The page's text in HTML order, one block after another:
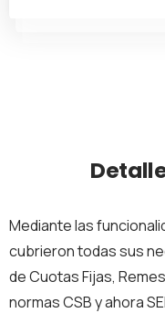
Mediante las
cubrieron todas sus
de Cuotas Fijas,
normas CSB y ahora